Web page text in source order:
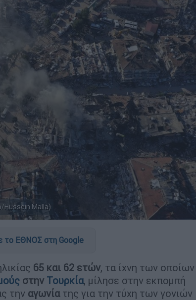
Hussein Malla)
το ΕΘΝΟΣ στη Google
65 και 62 ετών, τα ίχνη των οποίων
στην Τουρκία, μίλησε στην εκπομπή
την αγωνίατης για την τύχη των γονιών